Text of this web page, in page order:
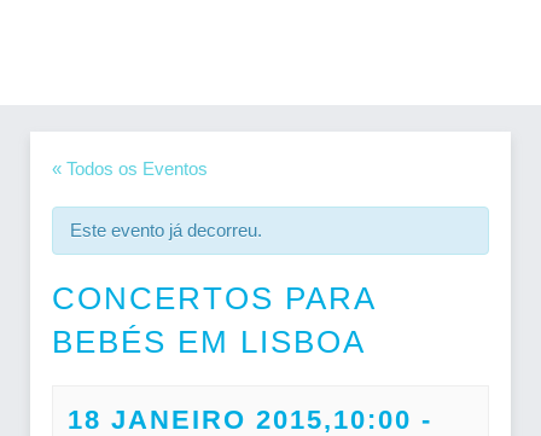
« Todos os Eventos
Este evento já decorreu.
CONCERTOS PARA
BEBÉS EM LISBOA
18 JANEIRO 2015,10:00 -